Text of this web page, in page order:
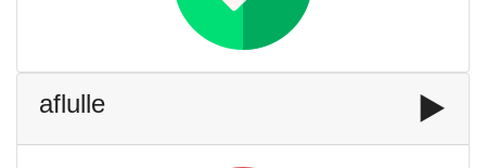
aflulle ▶️